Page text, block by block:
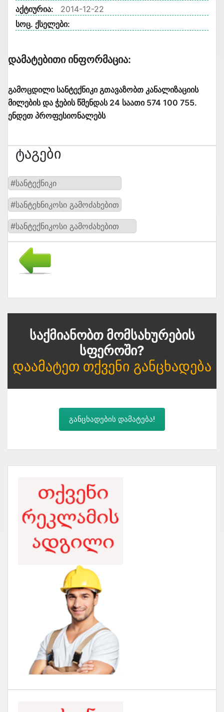
აქტიურია:
2014-12-22
სოც. ქსელები:
Დამატებითი Ინფორმაცია:
გამოცდილი სანტექნიკი გთავაზობთ კანალიზაციის
მილების და ჭების წმენდას 24 საათი 574 100 755.
ენდეთ პროფესიონალებს
Ტაგები
#სანტექნიკი
#სანტეხნიკოსი გამოძახებით
#სანტექნიკოსი გამოძახებით
Საქმიანობთ Მომსახურების
Სფეროში?
Დაამატეთ Თქვენი Განცხადება
განცხადების დამატება!